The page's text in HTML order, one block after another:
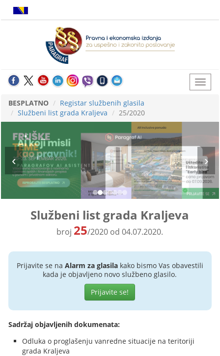
BESPLATNO
Registar službenih glasila
Službeni list grada Kraljeva
25/2020
Službeni list grada Kraljeva
broj 25/2020 od 04.07.2020.
Prijavite se na Alarm za glasilakako bismo Vas obavestili
kada je objavljeno novo službeno glasilo.
Prijavite se!
Sadržaj objavljenih dokumenata:
Odluka o proglašenju vanredne situacije na teritoriji
grada Kraljeva